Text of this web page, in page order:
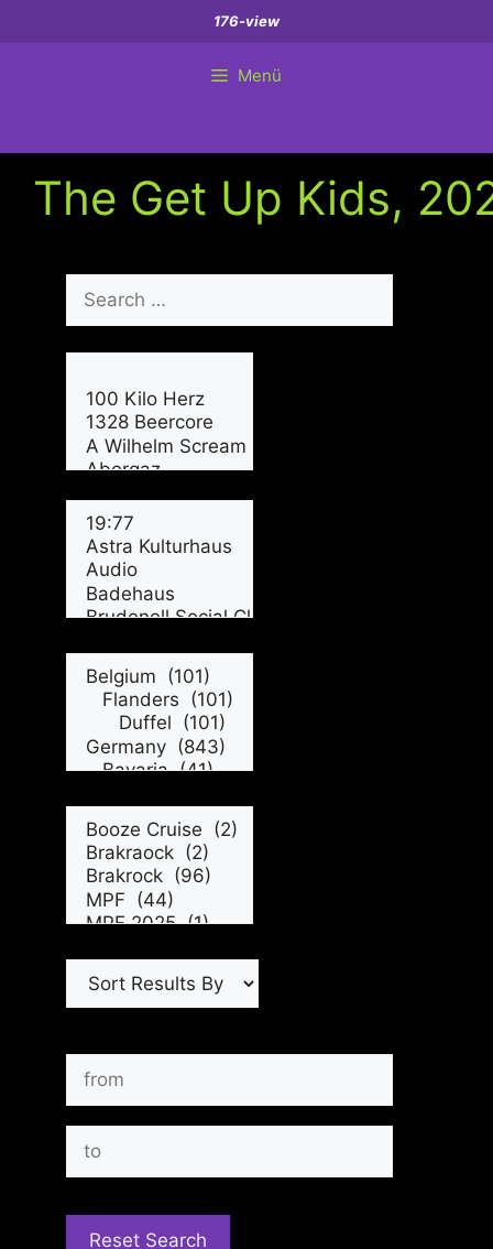
Inhalt
176-view
Menü
The Get Up Kids,